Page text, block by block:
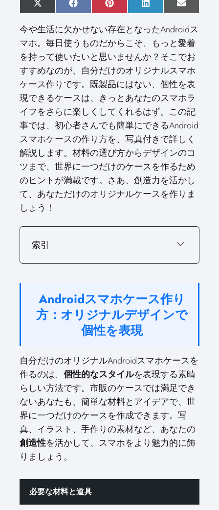
S
h
r
n
X
(
w
t
e
r
)
S
h
r
e
o
n
F
a
e
b
o
o
k
S
h
r
o
n
P
i
t
r
e
s
t
S
h
r
e
o
n
L
i
k
e
d
I
n
S
h
r
e
o
n
E
m
i
l
今や生活に欠かせない存在となったAndroidス
マホ。毎日使うものだからこそ、もっと愛着
を持って使いたいと思いませんか？そこでお
すすめなのが、自分だけのオリジナルスマホ
ケース作りです。既製品にはない、個性を表
現できるケースは、きっとあなたのスマホラ
イフをさらに楽しくしてくれるはず。この記
事では、初心者さんでも簡単にできるAndroid
スマホケースの作り方を、写真付きで詳しく
解説します。材料の選び方からデザインのコ
ツまで、世界に一つだけのケースを作るため
のヒントが満載です。さあ、創造力を活かし
て、あなただけのオリジナルケースを作りま
しょう！
索引
Androidスマホケース作り
方：オリジナルデザインで
個性を表現
自分だけのオリジナルAndroidスマホケースを
作るのは、 個性的なスタイルを表現する素晴
らしい方法です。市販のケースでは満足でき
ないあなたも、簡単な材料とアイデアで、世
界に一つだけのケースを作成できます。写
真、イラスト、手作りの素材など、あなたの
創造性を活かして、スマホをより魅力的に飾
りましょう。
必要な材料と道具